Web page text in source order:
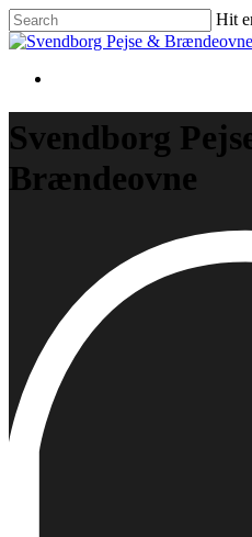
Skip
to
content
Hit
Close
Svendborg
Brændeovne